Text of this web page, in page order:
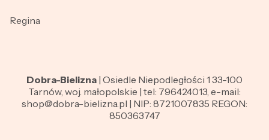
Regina
Dobra-Bielizna | Osiedle Niepodległości 1 33-100
Tarnów, woj. małopolskie | tel: 796424013, e-mail:
shop@dobra-bielizna.pl | NIP: 8721007835 REGON:
850363747